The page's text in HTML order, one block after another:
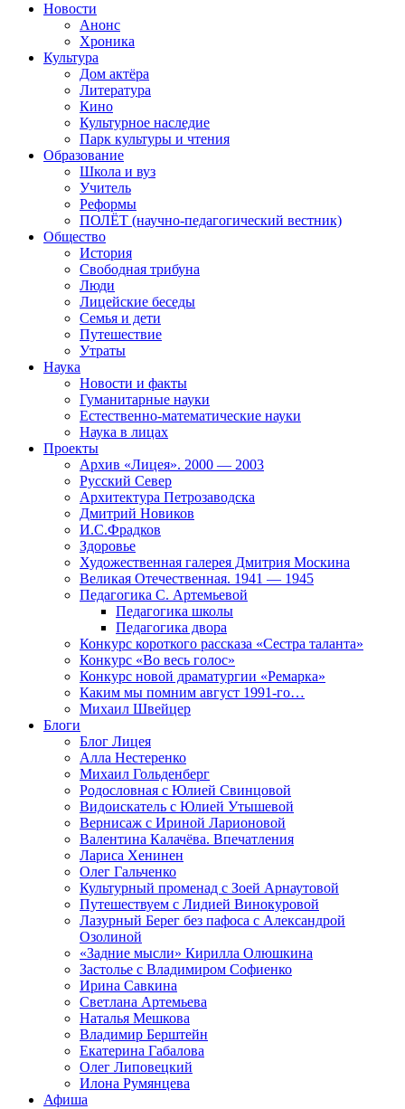
Новости
Анонс
Хроника
Культура
Дом актёра
Литература
Кино
Культурное наследие
Парк культуры и чтения
Образование
Школа и вуз
Учитель
Реформы
ПОЛЁТ (научно-педагогический вестник)
Общество
История
Свободная трибуна
Люди
Лицейские беседы
Семья и дети
Путешествие
Утраты
Наука
Новости и факты
Гуманитарные науки
Естественно-математические науки
Наука в лицах
Проекты
Архив «Лицея». 2000 — 2003
Русский Север
Архитектура Петрозаводска
Дмитрий Новиков
И.С.Фрадков
Здоровье
Художественная галерея Дмитрия Москина
Великая Отечественная. 1941 — 1945
Педагогика С. Артемьевой
Педагогика школы
Педагогика двора
Конкурс короткого рассказа «Сестра таланта»
Конкурс «Во весь голос»
Конкурс новой драматургии «Ремарка»
Каким мы помним август 1991-го…
Михаил Швейцер
Блоги
Блог Лицея
Алла Нестеренко
Михаил Гольденберг
Родословная с Юлией Свинцовой
Видоискатель с Юлией Утышевой
Вернисаж с Ириной Ларионовой
Валентина Калачёва. Впечатления
Лариса Хенинен
Олег Гальченко
Культурный променад с Зоей Арнаутовой
Путешествуем с Лидией Винокуровой
Лазурный Берег без пафоса с Александрой
Озолиной
«Задние мысли» Кирилла Олюшкина
Застолье с Владимиром Софиенко
Ирина Савкина
Светлана Артемьева
Наталья Мешкова
Владимир Берштейн
Екатерина Габалова
Олег Липовецкий
Илона Румянцева
Афиша